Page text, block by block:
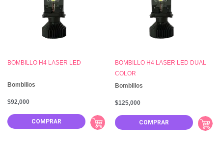
Bombillos
BOMBILLO H4 LASER LED
COMPRAR
$92,000
Bombillos
BOMBILLO H4 LASER LED DUAL
COLOR
COMPRAR
$125,000